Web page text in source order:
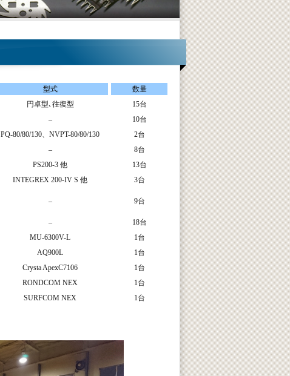
型式
数量
円卓型､往復型
15台
–
10台
PQ-80/80/130、NVPT-80/80/130
2台
–
8台
PS200-3 他
13台
INTEGREX 200-IV S 他 3台
– 9台
–
18台
MU-6300V-L
1台
AQ900L
1台
Crysta ApexC7106
1台
RONDCOM NEX
1台
SURFCOM NEX 1台